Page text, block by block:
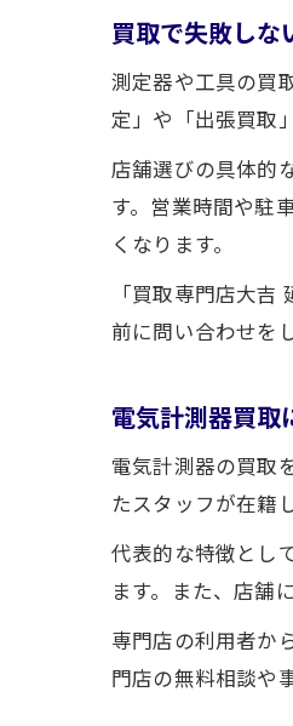
買取で失敗しな
測定器や工具の買
定」や「出張買取
店舗選びの具体的
す。営業時間や駐
くなります。
「買取専門店大
前に問い合わせを
電気計測器買取
電気計測器の買取
たスタッフが在籍
代表的な特徴とし
ます。また、店舗
専門店の利用者か
門店の無料相談や